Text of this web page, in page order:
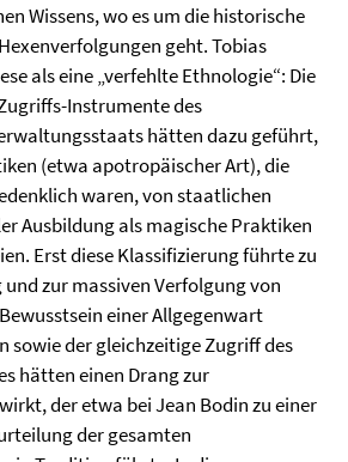
Wissens, wo es um die historische
geht. Tobias
als eine „verfehlte Ethnologie“: Die
Instrumente des
hätten dazu geführt,
(etwa apotropäischer Art), die
waren, von staatlichen
Ausbildung als magische Praktiken
Erst diese Klassifizierung führte zu
zur massiven Verfolgung von
einer Allgegenwart
sowie der gleichzeitige Zugriff des
hätten einen Drang zur
der etwa bei Jean Bodin zu einer
der gesamten